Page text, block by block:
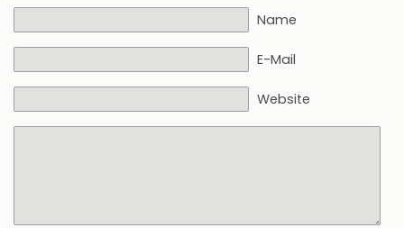
Name
E-Mail
Website